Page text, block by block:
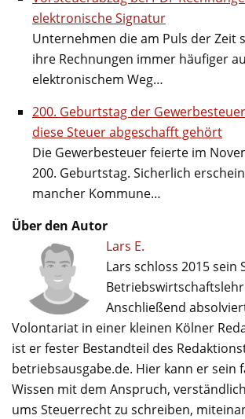
elektronische Signatur
Unternehmen die am Puls der Zeit
ihre Rechnungen immer häufiger
elektronischem Weg…
200. Geburtstag der
diese Steuer abgeschafft gehört
Die Gewerbesteuer feierte im
200. Geburtstag. Sicherlich
mancher Kommune…
Über den Autor
Lars E.
Lars schloss 2015 sein
Anschließend
Volontariat in einer kleinen Kölner
ist er fester Bestandteil des
betriebsausgabe.de. Hier kann er sein
Wissen mit dem Anspruch,
ums Steuerrecht zu schreiben,